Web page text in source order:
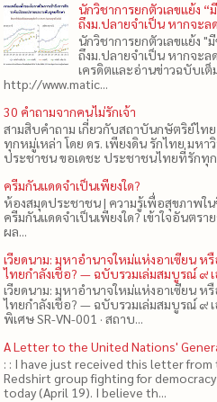
นักวิชาการยกตัวเลขแย้ง “
ถึงม.ปลายจำเป็น หากจะล
นักวิชาการยกตัวเลขแย้ง "
ถึงม.ปลายจำเป็น หากจะล
เครดิตและอ่านข่าวฉบับเต็
http://www.matic...
30 คำถามจากคนไม่รักเจ้า
สามสิบคำถาม เกี่ยวกับสถาบันกษัตริย์ไท
ทุกหมู่เหล่า โดย ดร.​ เพียงดิน รักไทย มหา
ประชาชน ขอเดชะ ประชาชนไทยที่รักทุ
ครีมกันแดดจำเป็นเพียงใด?
ห้องสมุดประชาชน | ความรู้เพื่อสุขภาพใ
ครีมกันแดดจำเป็นเพียงใด? เข้าใจอันตรา
ผล...
เวียดนาม: มหาอำนาจใหม่แห่งอาเซียน ห
ไทยกำลังเชื่อ? — ฉบับรวมเล่มสมบูรณ์ ๙
เวียดนาม: มหาอำนาจใหม่แห่งอาเซียน ห
ไทยกำลังเชื่อ? — ฉบับรวมเล่มสมบูรณ์ ๙ เ
พิเศษ SR-VN-001 · สถาบ...
A Letter to the United Nations'
: : I have just received this letter from
Redshirt group fighting for democracy
today (April 19). I believe th...